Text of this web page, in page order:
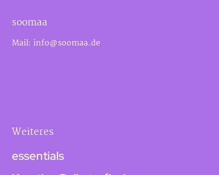
soomaa
Mail: info@soomaa.de
Weiteres
essentials